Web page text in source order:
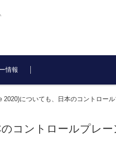
情報
についても、日本のコントロー
コントロールプレ